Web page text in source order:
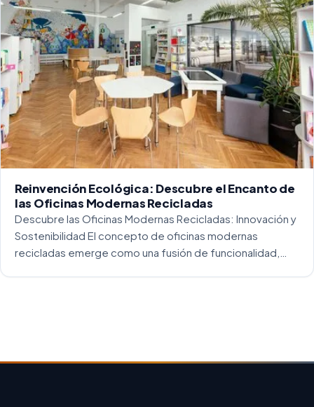
Reinvención Ecológica: Descubre el Encanto de
las Oficinas Modernas Recicladas
Descubre las Oficinas Modernas Recicladas: Innovación y
Sostenibilidad El concepto de oficinas modernas
recicladas emerge como una fusión de funcionalidad,